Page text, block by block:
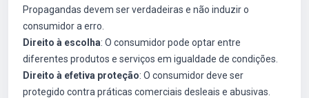
Propagandas devem ser verdadeiras e não induzir o
consumidor a erro.
Direito à escolha: O consumidor pode optar entre
diferentes produtos e serviços em igualdade de condições.
Direito à efetiva proteção: O consumidor deve ser
protegido contra práticas comerciais desleais e abusivas.